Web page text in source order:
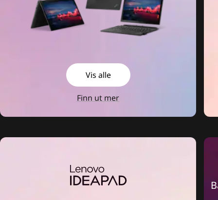
Vis alle
Finn ut mer